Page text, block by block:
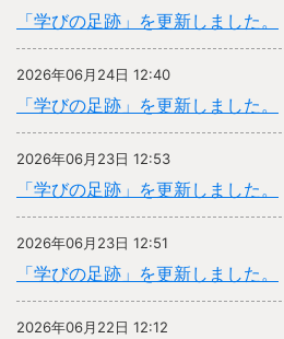
「学びの足跡」を更新しました。
2026年06月24日 12:40
「学びの足跡」を更新しました。
2026年06月23日 12:53
「学びの足跡」を更新しました。
2026年06月23日 12:51
「学びの足跡」を更新しました。
2026年06月22日 12:12